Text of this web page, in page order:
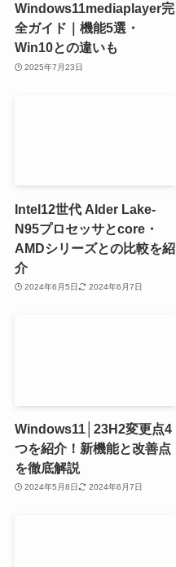
Windows11mediaplayer完
全ガイド｜機能5選・
Win10との違いも
2025年7月23日
Intel12世代 Alder Lake-
N95プロセッサとcore・
AMDシリーズとの比較を紹
介
2024年6月5日 2024年6月7日
Windows11│23H2変更点4
つを紹介！新機能と改善点
を徹底解説
2024年5月8日 2024年6月7日